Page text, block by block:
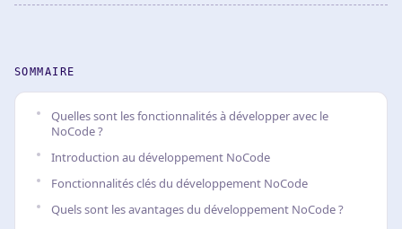
SOMMAIRE
Quelles sont les fonctionnalités à développer avec le
NoCode ?
Introduction au développement NoCode
Fonctionnalités clés du développement NoCode
Quels sont les avantages du développement NoCode ?